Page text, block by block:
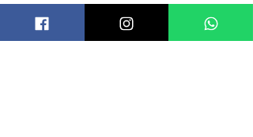
ALUGAR